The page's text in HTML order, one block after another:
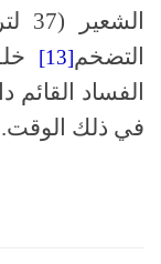
التضخم[13]
الفساد القائم
في ذلك الوقت.